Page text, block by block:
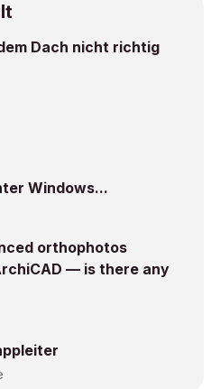
Dach nicht richtig
Windows...
orthophotos
— is there any